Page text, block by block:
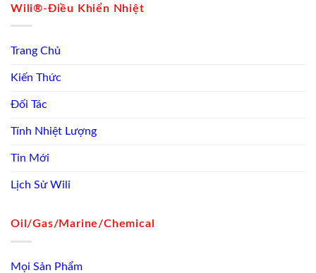
Wili®-Điều Khiển Nhiệt
Trang Chủ
Kiến Thức
Đối Tác
Tính Nhiệt Lượng
Tin Mới
Lịch Sử Wili
Oil/Gas/Marine/Chemical
Mọi Sản Phẩm